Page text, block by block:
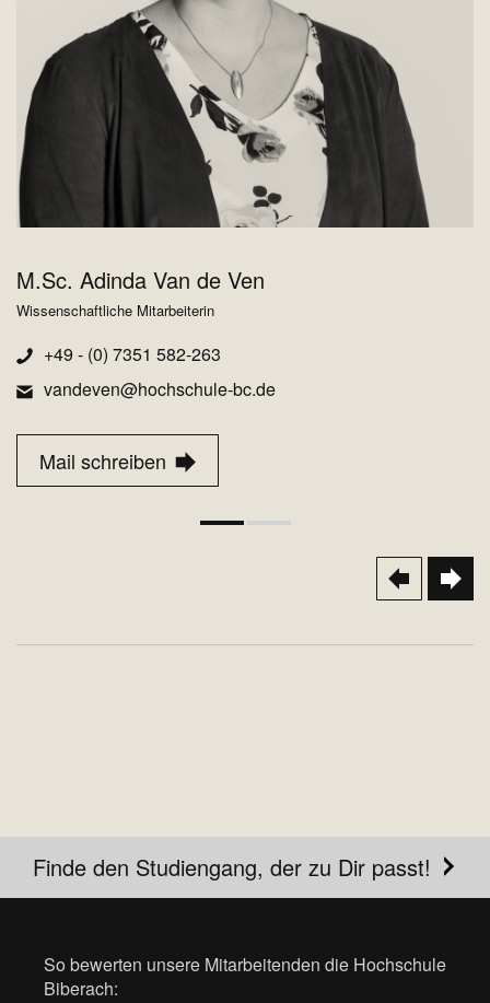
M.Sc. Adinda Van de Ven
Wissenschaftliche Mitarbeiterin
+49 - (0) 7351 582-263
vandeven@hochschule-bc.de
Mail schreiben
Finde den Studiengang, der zu Dir passt!
So bewerten unsere Mitarbeitenden die Hochschule
Biberach: